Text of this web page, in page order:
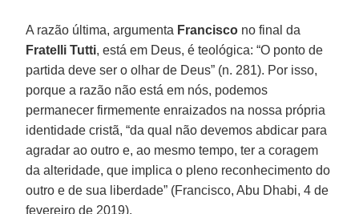
A razão última, argumenta Francisco no final da
Fratelli Tutti, está em Deus, é teológica: “O ponto de
partida deve ser o olhar de Deus” (n. 281). Por isso,
porque a razão não está em nós, podemos
permanecer firmemente enraizados na nossa própria
identidade cristã, “da qual não devemos abdicar para
agradar ao outro e, ao mesmo tempo, ter a coragem
da alteridade, que implica o pleno reconhecimento do
outro e de sua liberdade” (Francisco, Abu Dhabi, 4 de
fevereiro de 2019).